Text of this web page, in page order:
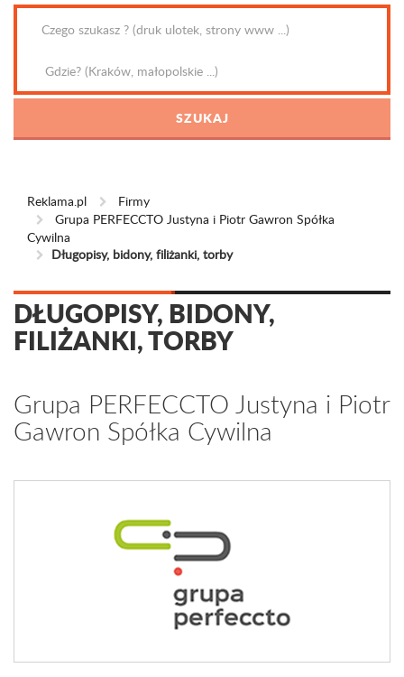
Reklama.pl
Firmy
Grupa PERFECCTO Justyna i Piotr Gawron Spółka
Cywilna
Długopisy, bidony, filiżanki, torby
DŁUGOPISY, BIDONY,
FILIŻANKI, TORBY
Grupa PERFECCTO Justyna i Piotr
Gawron Spółka Cywilna